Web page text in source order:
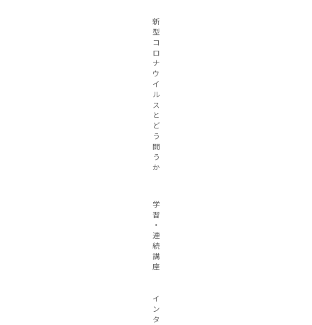
新
型
コ
ロ
ナ
ウ
イ
ル
ス
と
ど
う
闘
う
か
学
習
・
連
続
講
座
イ
ン
タ